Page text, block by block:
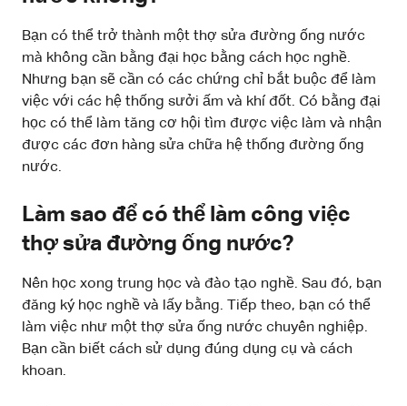
Bạn có thể trở thành một thợ sửa đường ống nước
mà không cần bằng đại học bằng cách học nghề.
Nhưng bạn sẽ cần có các chứng chỉ bắt buộc để làm
việc với các hệ thống sưởi ấm và khí đốt. Có bằng đại
học có thể làm tăng cơ hội tìm được việc làm và nhận
được các đơn hàng sửa chữa hệ thống đường ống
nước.
Làm sao để có thể làm công việc
thợ sửa đường ống nước?
Nên học xong trung học và đào tạo nghề. Sau đó, bạn
đăng ký học nghề và lấy bằng. Tiếp theo, bạn có thể
làm việc như một thợ sửa ống nước chuyên nghiệp.
Bạn cần biết cách sử dụng đúng dụng cụ và cách
khoan.